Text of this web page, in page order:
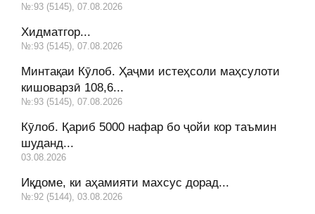
№:93 (5145), 07.08.2026
Хидматгор...
№:93 (5145), 07.08.2026
Минтақаи Кӯлоб. Ҳаҷми истеҳсоли маҳсулоти
кишоварзӣ 108,6...
№:93 (5145), 07.08.2026
Кӯлоб. Қариб 5000 нафар бо ҷойи кор таъмин
шуданд...
03.08.2026
Иқдоме, ки аҳамияти махсус дорад...
№:92 (5144), 03.08.2026